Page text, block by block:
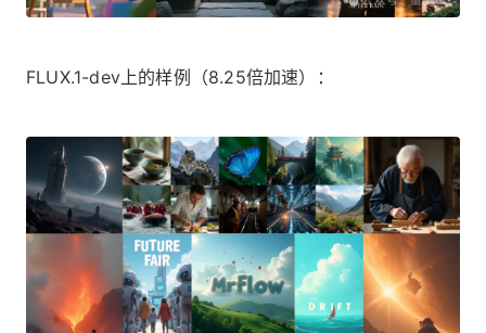
FLUX.1-dev上的样例（8.25倍加速）：